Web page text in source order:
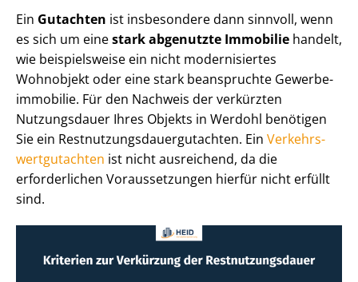
Ein Gutachten ist insbesondere dann sinnvoll, wenn
es sich um einestark abgenutzte Immobilie handelt,
wie beispielsweise ein nicht modernisiertes
Wohnobjekt oder eine stark beanspruchte Ge­wer­be­
im­mo­bi­lie. Für den Nachweis der verkürzten
Nutzungsdauer Ihres Objekts in Werdohl benötigen
Sie ein Rest­nut­zungs­dau­er­gut­ach­ten. Ein Ver­kehrs­
wert­gut­ach­ten ist nicht ausreichend, da die
erforderlichen Voraussetzungen hierfür nicht erfüllt
sind.